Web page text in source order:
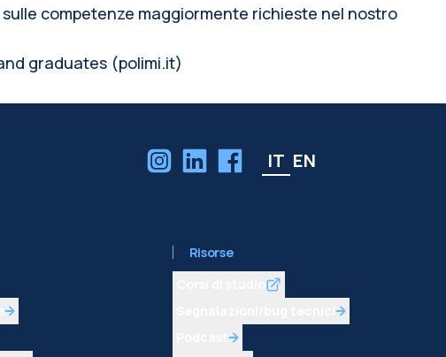
competenze maggiormente richieste nel nostro
graduates (polimi.it)
IT EN
Risorse